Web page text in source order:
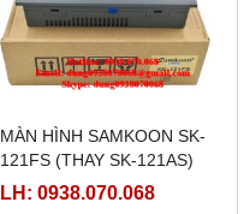
MÀN HÌNH SAMKOON SK-
121FS (THAY SK-121AS)
LH: 0938.070.068